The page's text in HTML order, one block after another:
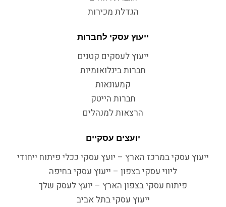
הגדלת מכירות
ייעוץ עסקי לחברות
ייעוץ לעסקים קטנים
חברות בינלואומיות
קמעונאות
חברות הייטק
הרצאות למנהלים
יועצים עסקיים
ייעוץ עסקי במרכז הארץ – יועץ עסקי ככלי פיתוח ייחודי
ליווי עסקי בצפון – ייעוץ עסקי בחיפה
פיתוח עסקי בצפון הארץ – יועץ לעסק שלך
ייעוץ עסקי בתל אביב